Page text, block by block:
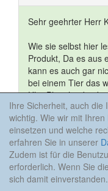
Sehr geehrter Herr
Wie sie selbst hier
Produkt, Da es aus
kann es auch gar
bei einem Tier das
UltraPhos hat bei
die Menge an Po4
es tut es auf
anders aufgebaut
oder einfach mal
physikalisch arbeitet.
Wie gesagt ich
Ihre Sicherheit, auch die
wichtig. Wie wir mit
einsetzen und welche
erfahren Sie in unserer
Zudem ist für die
erforderlich. Wenn Sie
sich damit einverstanden.